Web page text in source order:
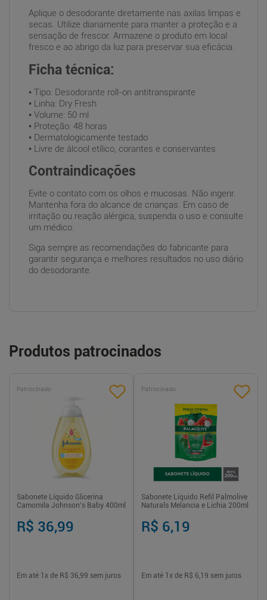
Aplique o desodorante diretamente nas axilas limpas e
secas. Utilize diariamente para manter a proteção e a
sensação de frescor. Armazene o produto em local
fresco e ao abrigo da luz para preservar sua eficácia.
Ficha técnica:
• Tipo: Desodorante roll-on antitranspirante
• Linha: Dry Fresh
• Volume: 50 ml
• Proteção: 48 horas
• Dermatologicamente testado
• Livre de álcool etílico, corantes e conservantes
Contraindicações
Evite o contato com os olhos e mucosas. Não ingerir.
Mantenha fora do alcance de crianças. Em caso de
irritação ou reação alérgica, suspenda o uso e consulte
um médico.
Siga sempre as recomendações do fabricante para
garantir segurança e melhores resultados no uso diário
do desodorante.
Produtos patrocinados
Patrocinado
Sabonete Líquido Glicerina
Camomila Johnson's Baby 400ml
R$ 36,99
Em até 1 x de R$ 36,99 sem juros
Patrocinado
Sabonete Líquido Refil Palmolive
Naturals Melancia e Lichia 200ml
R$ 6,19
Em até 1 x de R$ 6,19 sem juros